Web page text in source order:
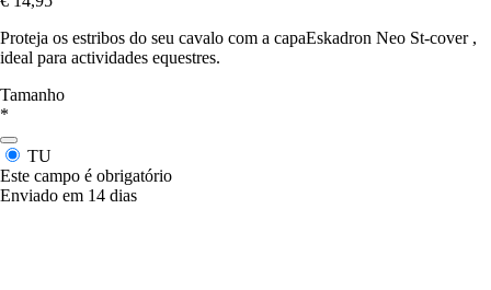
Proteja os estribos do seu cavalo com a capaEskadron Neo St-cover ,
ideal para actividades equestres.
Tamanho
*
TU
Este campo é obrigatório
Enviado em 14 dias